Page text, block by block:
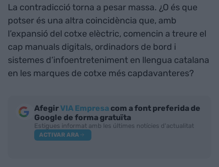
La contradicció torna a pesar massa. ¿O és que
potser és una altra coincidència que, amb
l’expansió del cotxe elèctric, comencin a treure el
cap manuals digitals, ordinadors de bord i
sistemes d’infoentreteniment en llengua catalana
en les marques de cotxe més capdavanteres?
AfegirVIA Empresa com a font preferida de
Google de forma gratuïta
Estigues informat amb les últimes notícies d'actualitat
ACTIVAR ARA